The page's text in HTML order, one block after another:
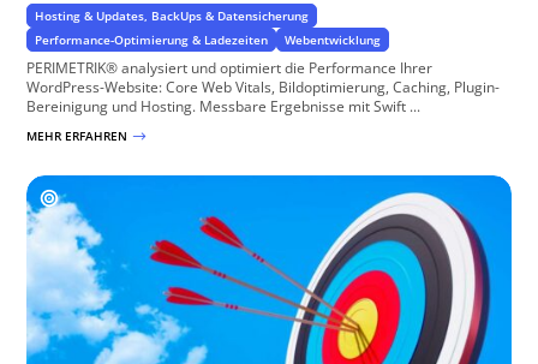
Hosting & Updates, BackUps & Datensicherung
Performance-Optimierung & Ladezeiten
Webentwicklung
PERIMETRIK® analysiert und optimiert die Performance Ihrer
WordPress-Website: Core Web Vitals, Bildoptimierung, Caching, Plugin-
Bereinigung und Hosting. Messbare Ergebnisse mit Swift ...
MEHR ERFAHREN $